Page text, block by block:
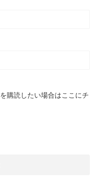
購読したい場合はここにチ